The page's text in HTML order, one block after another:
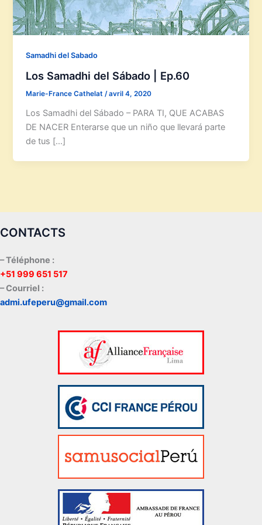
Samadhi del Sabado
Los Samadhi del Sábado | Ep.60
Marie-France Cathelat /avril 4, 2020
Los Samadhi del Sábado – PARA TI, QUE ACABAS
DE NACER Enterarse que un niño que llevará parte
de tus […]
CONTACTS
– Téléphone :
+51 999 651 517
– Courriel :
admi.ufeperu@gmail.com